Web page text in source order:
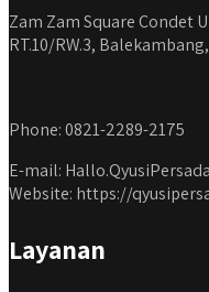
Zam Zam Square Condet
RT.10/RW.3,
Phone: 0821-2289-2175
E-mail:
Website: https://
Layanan